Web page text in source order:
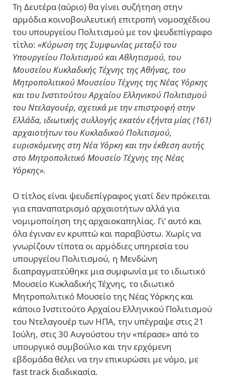
Τη Δευτέρα (αύριο) θα γίνει συζήτηση στην
αρμόδια κοινοβουλευτική επιτροπή νομοσχέδιου
του υπουργείου Πολιτισμού με τον ψευδεπίγραφο
τίτλο: «Κύρωση της Συμφωνίας μεταξύ του
Υπουργείου Πολιτισμού και Αθλητισμού, του
Μουσείου Κυκλαδικής Τέχνης της Αθήνας, του
Μητροπολιτικού Μουσείου Τέχνης της Νέας Υόρκης
και του Ινστιτούτου Αρχαίου Ελληνικού Πολιτισμού
του Ντελαγουέρ, σχετικά με την επιστροφή στην
Ελλάδα, ιδιωτικής συλλογής εκατόν εξήντα μίας (161)
αρχαιοτήτων του Κυκλαδικού Πολιτισμού,
ευρισκόμενης στη Νέα Υόρκη και την έκθεση αυτής
στο Μητροπολιτικό Μουσείο Τέχνης της Νέας
Υόρκης».
Ο τίτλος είναι ψευδεπίγραφος γιατί δεν πρόκειται
για επαναπατρισμό αρχαιοτήτων αλλά για
νομιμοποίηση της αρχαιοκαπηλίας. Γι’ αυτό και
όλα έγιναν εν κρυπτώ και παραβύστω. Χωρίς να
γνωρίζουν τίποτα οι αρμόδιες υπηρεσία του
υπουργείου Πολιτισμού, η Μενδώνη
διαπραγματεύθηκε μια συμφωνία με το ιδιωτικό
Μουσείο Κυκλαδικής Τέχνης, το ιδιωτικό
Μητροπολιτικό Μουσείο της Νέας Υόρκης και
κάποιο Ινστιτούτο Αρχαίου Ελληνικού Πολιτισμού
του Ντελαγουέρ των ΗΠΑ, την υπέγραψε στις 21
Ιούλη, στις 30 Αυγούστου την «πέρασε» από το
υπουργικό συμβούλιο και την ερχόμενη
εβδομάδα θέλει να την επικυρώσει με νόμο, με
fast track διαδικασία.